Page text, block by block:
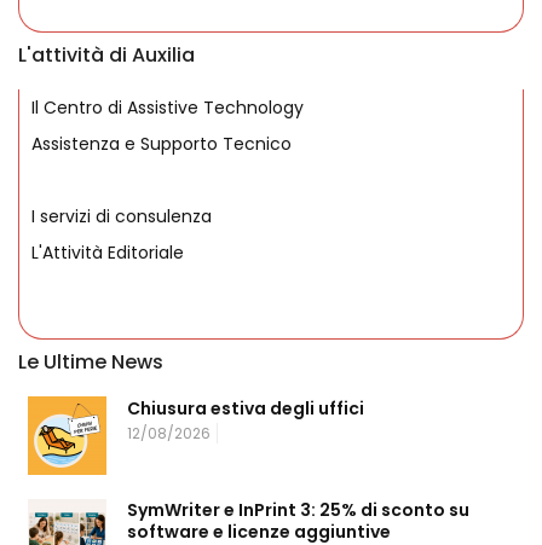
L'attività di Auxilia
Il Centro di Assistive Technology
Assistenza e Supporto Tecnico
I servizi di consulenza
L'Attività Editoriale
Le Ultime News
Chiusura estiva degli uffici
12/08/2026
SymWriter e InPrint 3: 25% di sconto su
software e licenze aggiuntive